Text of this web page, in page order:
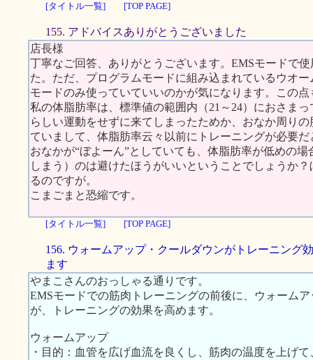
[タイトル一覧] [TOP PAGE]
155. アドバイスありがとうございました
店長様
丁寧なご回答、ありがとうございます。EMSモードで
た。ただ、プログラムモードに組み込まれているウオ
モードのみ使っていていいのかが気になります。この
私の体脂肪率は、標準値の範囲内（21～24）におさま
らしい運動をせずに来てしまったためか、おなか周り
ていまして、体脂肪率云々以前にトレーニングが必要
おなかが“ぼよーん”としていても、体脂肪率が低めの
しまう）のは避けたほうがいいということでしょうか
るのですが。
こまごまと恐縮です。
[タイトル一覧] [TOP PAGE]
156. ウォームアップ・クールダウンがトレーニング
ます
やまこさんのおっしゃる通りです。
EMSモードでの筋肉トレーニングの前後に、ウォーム
が、トレーニングの効果を高めます。
ウォームアップ
・目的：血管を広げ血流を良くし、筋肉の温度を上げ